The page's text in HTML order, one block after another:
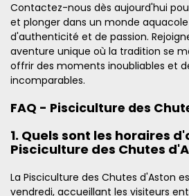
Contactez-nous dès aujourd'hui
et plonger dans un monde
d'authenticité et de passion.
aventure unique où la tradition se
offrir des moments inoubliables et
incomparables.
FAQ - Pisciculture des
1. Quels sont les horaires
Pisciculture des Chutes
La Pisciculture des Chutes d'Aston
vendredi, accueillant les visiteurs